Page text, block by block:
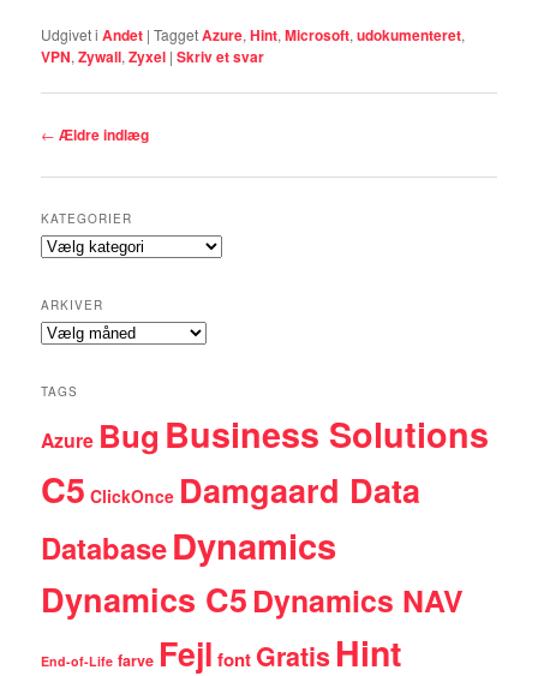
Udgivet i Andet |TaggetAzure,Hint,Microsoft,udokumenteret,
VPN,Zywall,Zyxel |Skriv et svar
Indlægsnavigation
← Ældre indlæg
KATEGORIER
Kategorier
ARKIVER
Arkiver
TAGS
Azure Bug Business Solutions
C5 ClickOnce Damgaard Data
DatabaseDynamics
Dynamics C5Dynamics NAV
End-of-Life farve Fejl font GratisHint